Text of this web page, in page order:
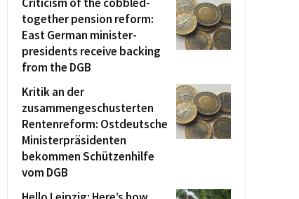
together pension reform:
East German minister-
presidents receive backing
from the DGB
Kritik an der
zusammengeschusterten
Rentenreform: Ostdeutsche
Ministerpräsidenten
bekommen Schützenhilfe
vom DGB